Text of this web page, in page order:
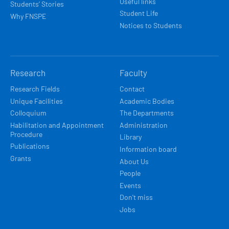
Students’ Stories
Why FNSPE
Student Life
Notices to Students
Research
Research Fields
Unique Facilities
Colloquium
Habilitation and Appointment
Procedure
Publications
Grants
Faculty
Contact
Academic Bodies
The Departments
Administration
Library
Information board
About Us
People
Events
Don't miss
Jobs